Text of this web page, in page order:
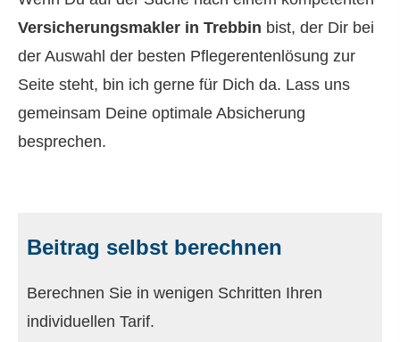
Ver­sicherungs­makler in Trebbin bist, der Dir bei
der Auswahl der besten Pfle­ge­ren­tenlösung zur
Seite steht, bin ich gerne für Dich da. Lass uns
gemeinsam Deine optimale Absicherung
besprechen.
Beitrag selbst berechnen
Berechnen Sie in wenigen Schritten Ihren
individuellen Tarif.